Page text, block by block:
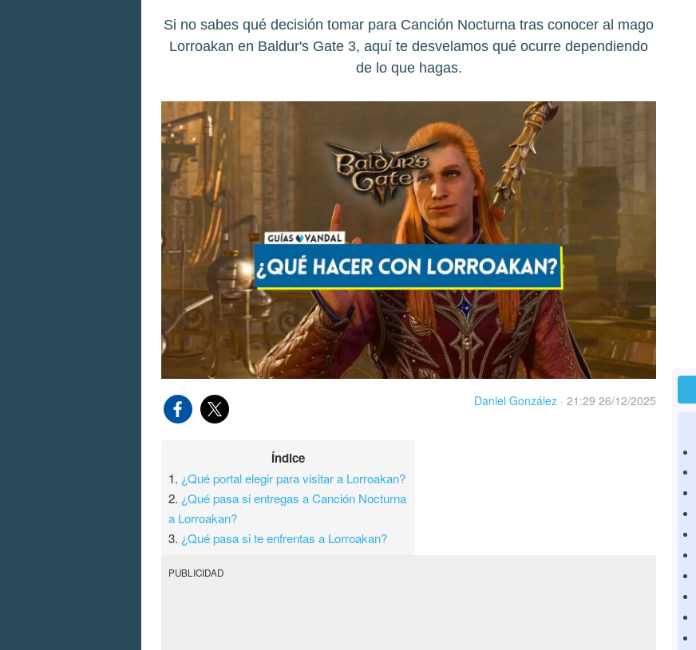
Si no sabes qué decisión tomar para Canción Nocturna tras conocer al mago
Lorroakan en Baldur's Gate 3, aquí te desvelamos qué ocurre dependiendo
de lo que hagas.
Daniel González · 21:29 26/12/2025
Índice
1. ¿Qué portal elegir para visitar a Lorroakan?
2. ¿Qué pasa si entregas a Canción Nocturna
a Lorroakan?
3. ¿Qué pasa si te enfrentas a Lorroakan?
PUBLICIDAD